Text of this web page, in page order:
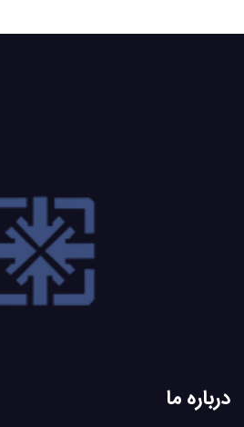
درباره ما